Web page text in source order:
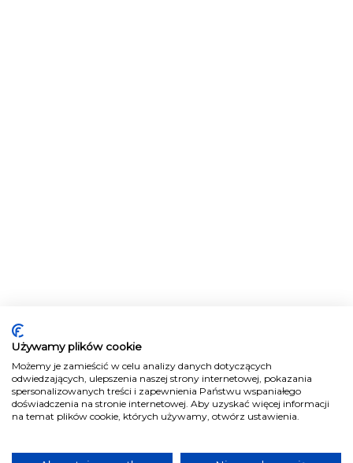
Używamy plików cookie
Możemy je zamieścić w celu analizy danych dotyczących
odwiedzających, ulepszenia naszej strony internetowej, pokazania
spersonalizowanych treści i zapewnienia Państwu wspaniałego
doświadczenia na stronie internetowej. Aby uzyskać więcej informacji
na temat plików cookie, których używamy, otwórz ustawienia.